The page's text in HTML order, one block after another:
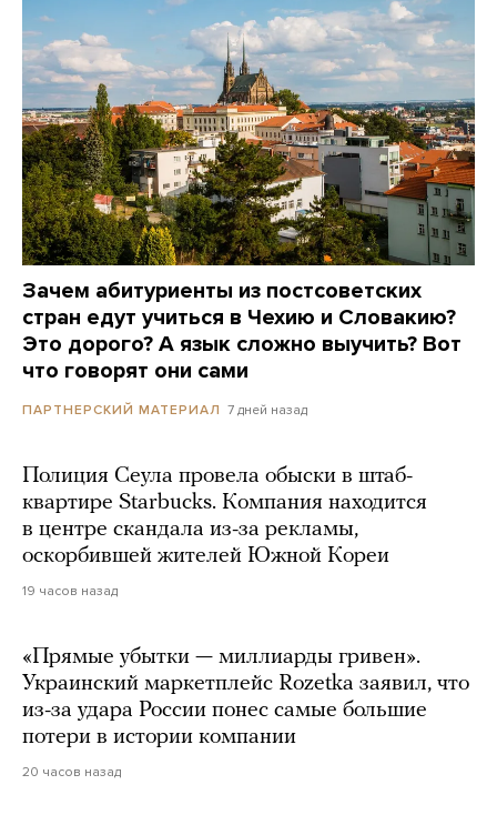
Зачем абитуриенты из постсоветских
стран едут учиться в Чехию и Словакию?
Это дорого? А язык сложно выучить? Вот
что говорят они сами
ПАРТНЕРСКИЙ МАТЕРИАЛ 7 дней назад
Полиция Сеула провела обыски в штаб-
квартире Starbucks. Компания находится
в центре скандала из-за рекламы,
оскорбившей жителей Южной Кореи
19 часов назад
«Прямые убытки — миллиарды гривен».
Украинский маркетплейс Rozetka заявил, что
из-за удара России понес самые большие
потери в истории компании
20 часов назад